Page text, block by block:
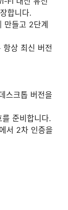
합니다.
만들고 2단계
항상 최신 버전
스크톱 버전을
준비합니다.
서 2차 인증을